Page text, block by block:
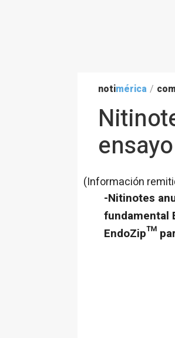
notimérica /
(Información
-Nitinotes
fundamental
EndoZip™